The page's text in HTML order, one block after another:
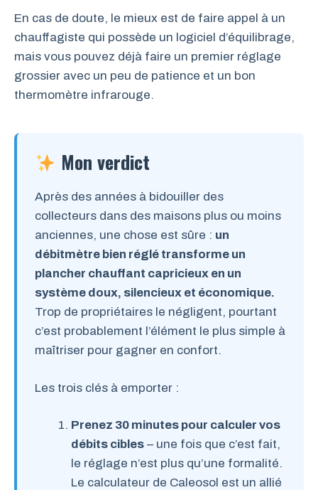
En cas de doute, le mieux est de faire appel à un
chauffagiste qui possède un logiciel d’équilibrage,
mais vous pouvez déjà faire un premier réglage
grossier avec un peu de patience et un bon
thermomètre infrarouge.
Mon verdict
Après des années à bidouiller des
collecteurs dans des maisons plus ou moins
anciennes, une chose est sûre : un
débitmètre bien réglé transforme un
plancher chauffant capricieux en un
système doux, silencieux et économique.
Trop de propriétaires le négligent, pourtant
c’est probablement l’élément le plus simple à
maîtriser pour gagner en confort.
Les trois clés à emporter :
Prenez 30 minutes pour calculer vos
débits cibles – une fois que c’est fait,
le réglage n’est plus qu’une formalité.
Le calculateur de Caleosol est un allié